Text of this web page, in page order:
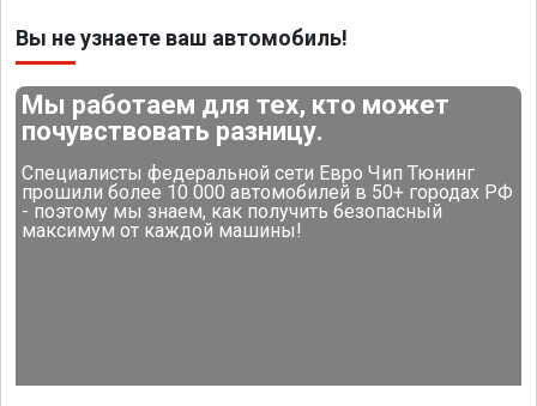
Вы не узнаете ваш автомобиль!
Мы работаем для тех, кто может
почувствовать разницу.
Специалисты федеральной сети Евро Чип Тюнинг
прошили более 10 000 автомобилей в 50+ городах РФ
- поэтому мы знаем, как получить безопасный
максимум от каждой машины!